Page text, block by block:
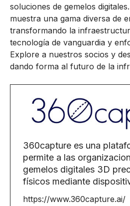
soluciones de gemelos
muestra una gama diversa de
transformando la
tecnología de vanguardia y
Explore a nuestros socios y
dando forma al futuro de la
360capture es una
permite a las
gemelos digitales 3D
físicos mediante
https://www.360capture.ai/